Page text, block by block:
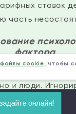
ставок
часть
фактора
безопасность —
и люди.
фактора,
файлы cookie , чтобы
онлайн!